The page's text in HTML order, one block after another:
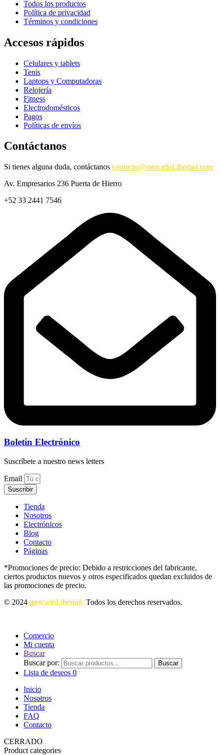
Todos los productos
Política de privacidad
Términos y condiciones
Accesos rápidos
Celulares y tablets
Tenis
Laptops y Computadoras
Relojería
Fitness
Electrodomésticos
Pagos
Políticas de envíos
Contáctanos
Si tienes alguna duda, contáctanos contacto@mercadoLibertad.com
Av. Empresarios 236 Puerta de Hierro
+52 33 2441 7546
Boletín Electrónico
Suscríbete a nuestro news letters
Email
Suscribir
Tienda
Nosotros
Electrónicos
Blog
Contacto
Páginas
*Promociones de precio: Debido a restricciones del fabricante,
ciertos productos nuevos y otros especificados quedan excluidos de
las promociones de precio.
© 2024 mercadoLibertad. Todos los derechos reservados.
Comercio
Mi cuenta
Buscar
Buscar por:
Buscar
Lista de deseos 0
Inicio
Nosotros
Tienda
FAQ
Contacto
CERRADO
Product categories